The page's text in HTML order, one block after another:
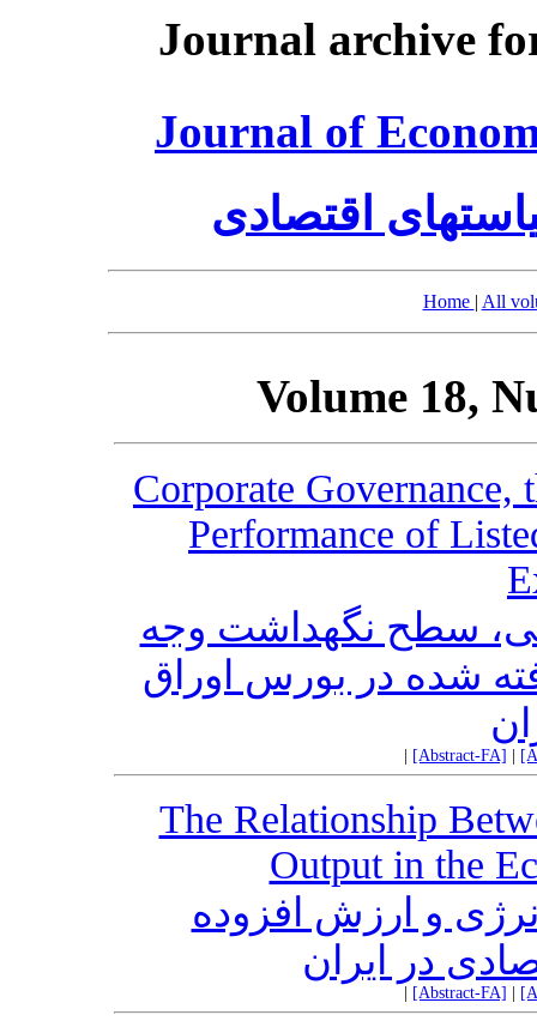
Journal archive
Journal of
اقتصادی
Home | All
Volume 18,
Corporate Governance,
Performance of
سطح نگهداشت وجه
شده در بورس اوراق
[Abstract-FA]
The Relationship
Output in the
و ارزش افزوده
در ایران
[Abstract-FA]